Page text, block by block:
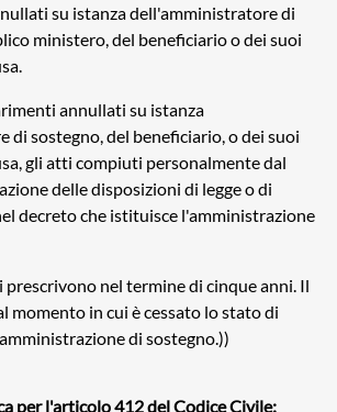
su istanza dell'amministratore di
ministero, del beneficiario o dei suoi
annullati su istanza
di sostegno, del beneficiario, o dei suoi
gli atti compiuti personalmente dal
delle disposizioni di legge o di
decreto che istituisce l'amministrazione
prescrivono nel termine di cinque anni. Il
momento in cui è cessato lo stato di
di sostegno.))
per l'articolo 412 del Codice Civile: